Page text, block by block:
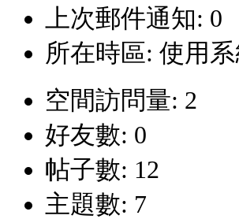
上次郵件通知: 0
所在時區: 使用
空間訪問量: 2
好友數: 0
帖子數: 12
主題數: 7